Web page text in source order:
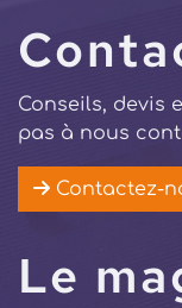
Conseils, devis
pas à nous
Contactez-
Le